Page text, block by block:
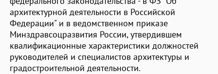
архитектурной деятельности в Российской
Федерации" и в ведомственном приказе
Минздравсоцразвития России, утвердившем
квалификационные характеристики должностей
руководителей и специалистов архитектуры и
градостроительной деятельности.